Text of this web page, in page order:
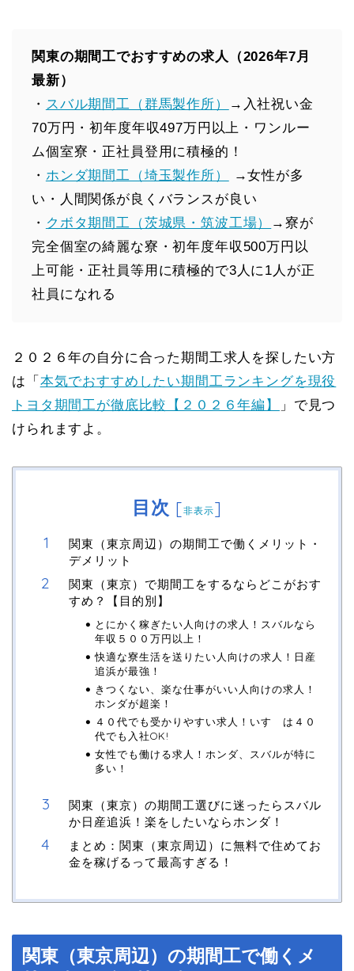
関東の期間工でおすすめの求人（2026年7月
最新）
・ スバル期間工（群馬製作所）
→入社祝い金
70万円・初年度年収497万円以上・ワンルー
ム個室寮・正社員登用に積極的！
・ ホンダ期間工（埼玉製作所）
→女性が多
い・人間関係が良くバランスが良い
・ クボタ期間工（茨城県・筑波工場）
→寮が
完全個室の綺麗な寮・初年度年収500万円以
上可能・正社員等用に積極的で3人に1人が正
社員になれる
２０２６年の自分に合った期間工求人を探したい方
は「 本気でおすすめしたい期間工ランキングを現役
トヨタ期間工が徹底比較【２０２６年編】
」で見つ
けられますよ。
目次 [非表示]
関東（東京周辺）の期間工で働くメリット・
デメリット
関東（東京）で期間工をするならどこがおす
すめ？【目的別】
とにかく稼ぎたい人向けの求人！スバルなら
年収５００万円以上！
快適な寮生活を送りたい人向けの求人！日産
追浜が最強！
きつくない、楽な仕事がいい人向けの求人！
ホンダが超楽！
４０代でも受かりやすい求人！いすゞは４０
代でも入社OK!
女性でも働ける求人！ホンダ、スバルが特に
多い！
関東（東京）の期間工選びに迷ったらスバル
か日産追浜！楽をしたいならホンダ！
まとめ：関東（東京周辺）に無料で住めてお
金を稼げるって最高すぎる！
関東（東京周辺）の期間工で働くメ